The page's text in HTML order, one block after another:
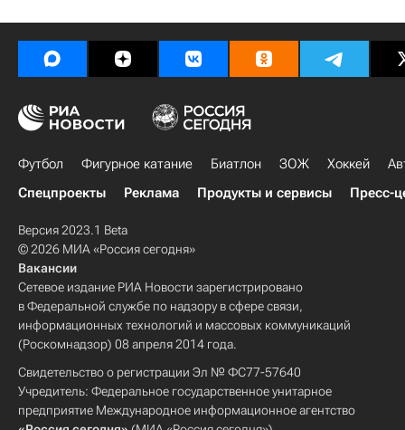
Футбол Фигурное катание Биатлон ЗОЖ Хоккей
Спецпроекты
Реклама Продукты и сервисы Пресс-
Версия 2023.1 Beta
© 2026 МИА «Россия сегодня»
Вакансии
Сетевое издание РИА Новости зарегистрировано
в Федеральной службе по надзору в сфере связи,
информационных технологий и массовых коммуникаций
(Роскомнадзор) 08 апреля 2014 года.
Свидетельство о регистрации Эл № ФС77-57640
Учредитель: Федеральное государственное унитарное
предприятие Международное информационное агентство